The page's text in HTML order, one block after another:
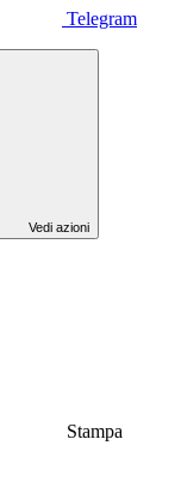
Telegram
Vedi azioni
Stampa